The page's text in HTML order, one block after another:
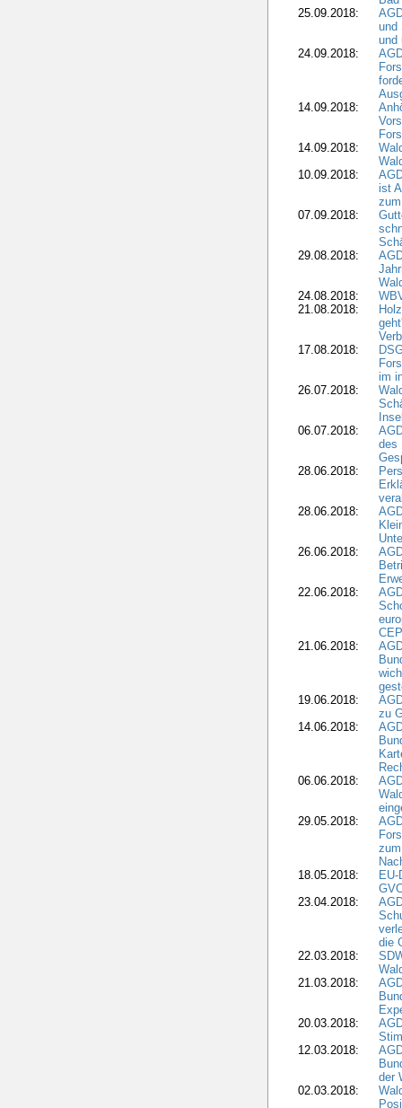
25.09.2018:
und
und
24.09.2018:
14.09.2018:
14.09.2018:
10.09.2018:
ist
07.09.2018:
29.08.2018:
24.08.2018:
21.08.2018:
17.08.2018:
im
26.07.2018:
06.07.2018:
des
28.06.2018:
28.06.2018:
26.06.2018:
22.06.2018:
21.06.2018:
19.06.2018:
zu
14.06.2018:
06.06.2018:
29.05.2018:
18.05.2018:
23.04.2018:
die
22.03.2018:
21.03.2018:
20.03.2018:
12.03.2018:
der
02.03.2018: